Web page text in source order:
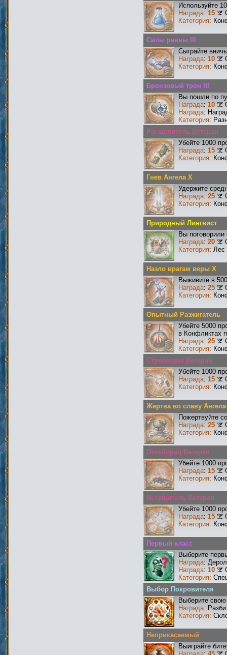
Используйте
Награда: 15
Категория:
Силы равны III
Сыграйте
Награда: 10
Категория:
Бронзовый трон III
Вы пошли по
Награда: 10
Награда:
Категория:
Расщепитель Ветеран
Убейте 1000
Награда: 15
Категория:
Гнев Ангела X
Удержите
Награда: 25
Категория:
Природный Лингвист
Вы
Награда: 20
Категория: Лес
Назло врагам веры X
Выживите в
Награда: 25
Категория:
Опытный Разжигатель
Убейте 5000
в Конфликтах
Награда: 25
Категория:
Стрелохват Ветеран
Убейте 1000
Награда: 15
Категория:
Жертва во славу
Пожертвуйте
Награда: 25
Категория:
Огнеборец Ветеран
Убейте 1000
Награда: 15
Категория:
Иссушитель Ветеран
Убейте 1000
Награда: 15
Категория:
Первый класс
Выберите
Награда:
Награда: 10
Категория:
Выбор Покровителя
Выберите свою
Награда:
Категория:
Неприкасаемый
Выиграйте